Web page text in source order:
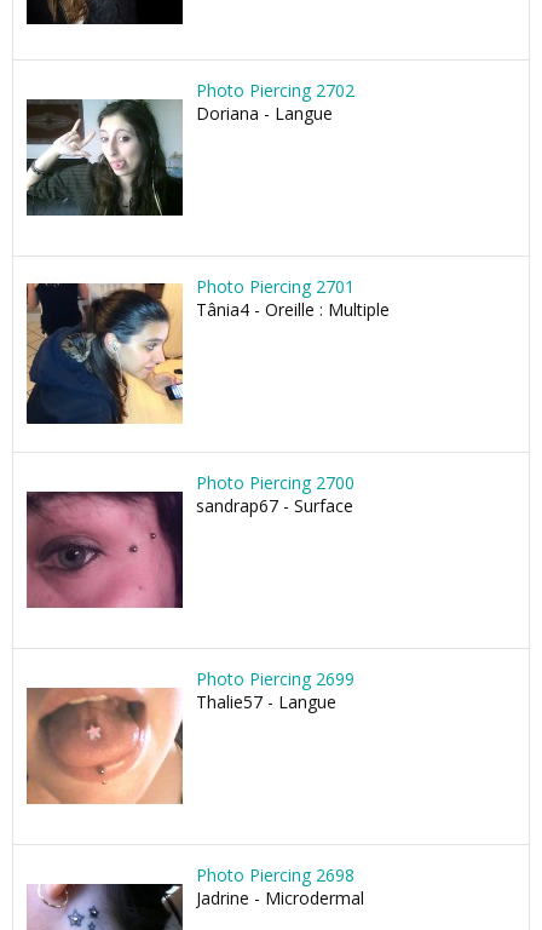
Photo Piercing 2702
Doriana - Langue
Photo Piercing 2701
Tânia4 - Oreille : Multiple
Photo Piercing 2700
sandrap67 - Surface
Photo Piercing 2699
Thalie57 - Langue
Photo Piercing 2698
Jadrine - Microdermal